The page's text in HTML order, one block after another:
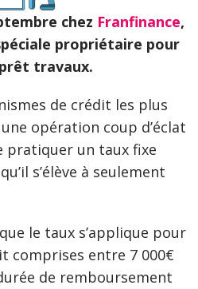
chez Franfinance,
propriétaire pour
travaux.
de crédit les plus
opération coup d’éclat
pratiquer un taux fixe
s’élève à seulement
le taux s’applique pour
comprises entre 7 000€
de remboursement